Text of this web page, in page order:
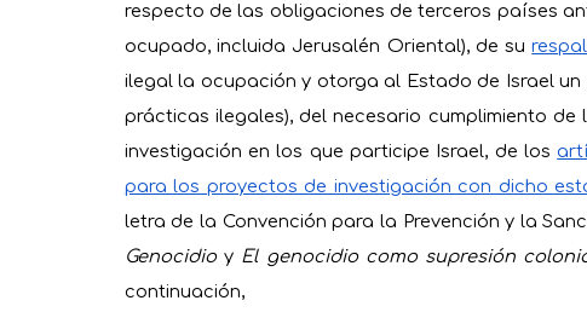
respecto de las obligaciones de terceros países
ocupado, incluida Jerusalén Oriental), de su
ilegal la ocupación y otorga al Estado de Israel
prácticas ilegales), del necesario cumplimiento
investigación en los que participe Israel, de los
para los proyectos de investigación con dicho
letra de la Convención para la Prevención y la
Genocidioy El genocidio como supresión
continuación,